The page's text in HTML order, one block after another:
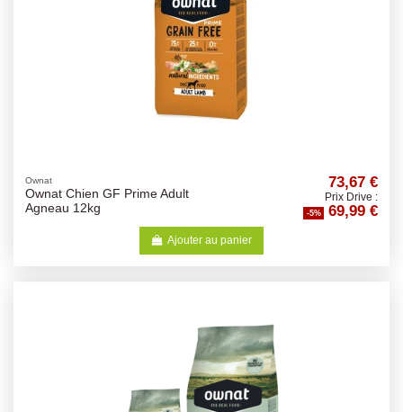
Ownat
Ownat Chien GF Prime Adult
Agneau 12kg
73,67 €
Prix Drive :
-5% 69,99 €
Ajouter au panier